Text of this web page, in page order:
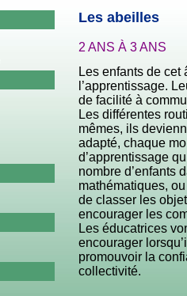
Les abeilles
2 ANS À3 ANS
Les enfants de
l’apprentissage.
de facilité à
Les différentes
mêmes, ils
adapté, chaque
d’apprentissage
nombre d’enfants
mathématiques,
de classer les
encourager les
Les éducatrices
encourager
promouvoir la
collectivité.